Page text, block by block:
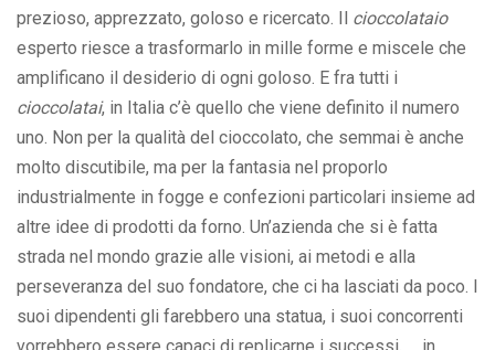
prezioso, apprezzato, goloso e ricercato. Il cioccolataio
esperto riesce a trasformarlo in mille forme e miscele che
amplificano il desiderio di ogni goloso. E fra tutti i
cioccolatai, in Italia c’è quello che viene definito il numero
uno. Non per la qualità del cioccolato, che semmai è anche
molto discutibile, ma per la fantasia nel proporlo
industrialmente in fogge e confezioni particolari insieme ad
altre idee di prodotti da forno. Un’azienda che si è fatta
strada nel mondo grazie alle visioni, ai metodi e alla
perseveranza del suo fondatore, che ci ha lasciati da poco. I
suoi dipendenti gli farebbero una statua, i suoi concorrenti